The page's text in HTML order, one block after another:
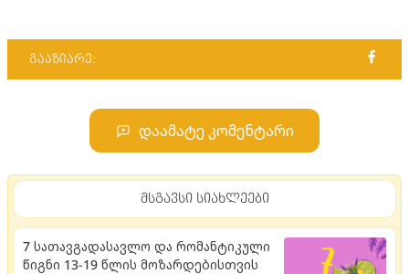
გააზიარე:
დაამატე კომენტარი
მსგავსი სიახლეები
7 სათავგადასავლო და რომანტიკული
წიგნი 13-19 წლის მოზარდებისთვის